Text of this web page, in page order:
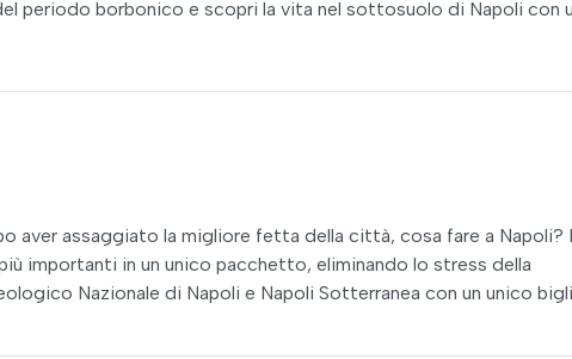
periodo borbonico e scopri la vita nel sottosuolo di Napoli con
aver assaggiato la migliore fetta della città, cosa fare a Napoli?
importanti in un unico pacchetto, eliminando lo stress della
Nazionale di Napoli e Napoli Sotterranea con un unico